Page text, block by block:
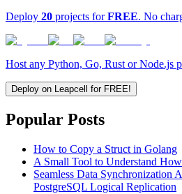
Deploy 20 projects forFREE. No
Host any Python, Go, Rust or Node.js
Deploy on Leapcell for FREE!
Popular Posts
How to Copy a Struct in Golang
A Small Tool to Understand
Seamless Data Synchronization
PostgreSQL Logical Replication